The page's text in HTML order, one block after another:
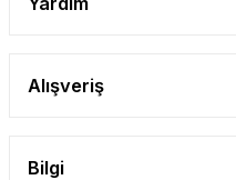
Alışveriş
Bilgi